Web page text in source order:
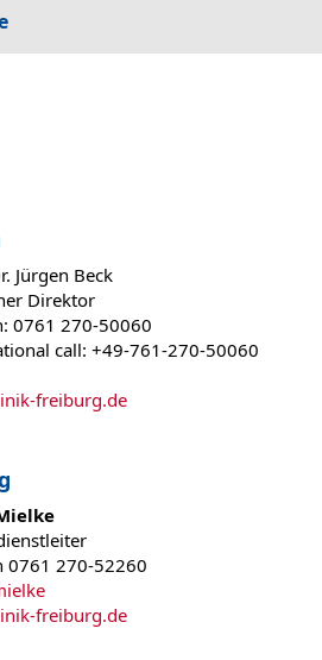
Jürgen Beck
Direktor
0761 270-50060
call: +49-761-270-50060
freiburg.de
0761 270-52260
freiburg.de